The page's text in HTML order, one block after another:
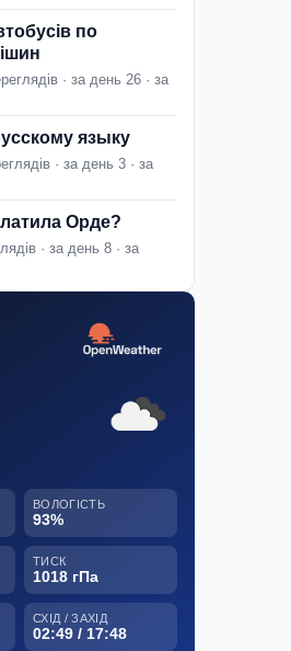
по
· за день 26 · за
языку
· за день 3 · за
Орде?
· за день 8 · за
ВОЛОГІСТЬ
93%
ТИСК
1018 гПа
СХІД / ЗАХІД
02:49 / 17:48